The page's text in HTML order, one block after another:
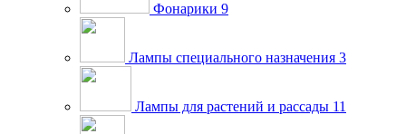
Фонарики 9
Лампы специального назначения 3
Лампы для растений и рассады 11